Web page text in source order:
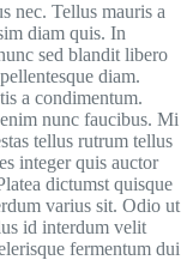
nec. Tellus mauris a
diam quis. In
sed blandit libero
diam.
a condimentum.
nunc faucibus. Mi
tellus rutrum tellus
integer quis auctor
dictumst quisque
varius sit. Odio ut
id interdum velit
fermentum dui